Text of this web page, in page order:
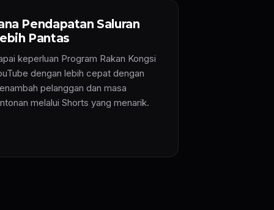
Pendapatan Saluran
Pantas
keperluan Program Rakan Kongsi
dengan lebih cepat dengan
pelanggan dan masa
melalui Shorts yang menarik.